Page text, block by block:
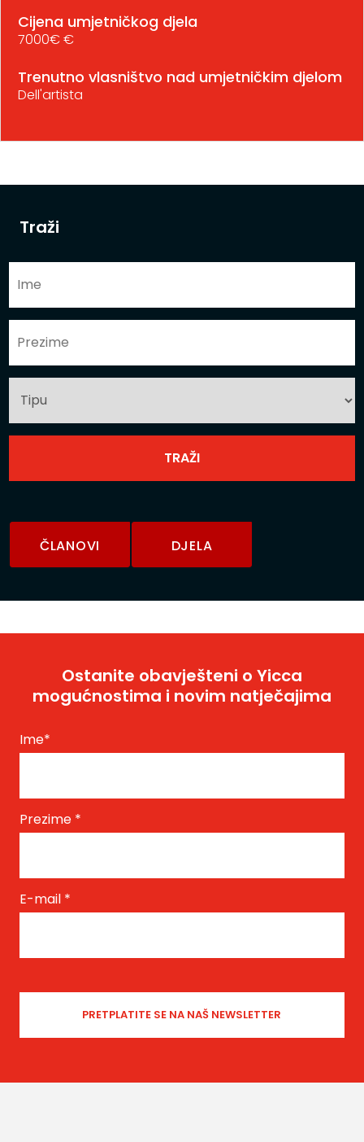
Traži
ČLANOVI DJELA
Cijena umjetničkog djela
7000€ €
Trenutno vlasništvo nad umjetničkim djelom
Dell'artista
Ostanite obavješteni o Yicca
mogućnostima i novim natječajima
Ime*
Prezime *
E-mail *